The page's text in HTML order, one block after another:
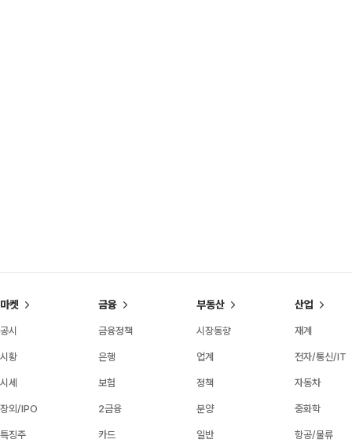
마켓
공시
시황
시세
장외/IPO
특징주
금융
금융정책
은행
보험
2금융
카드
부동산
시장동향
업계
정책
분양
일반
산업
재계
전자/통신/IT
자동차
중화학
항공/물류